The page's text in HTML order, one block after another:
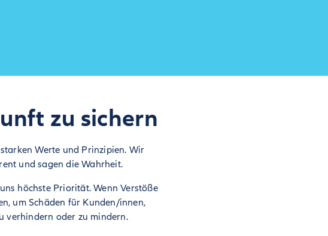
zu sichern
Werte und Prinzipien. Wir
und sagen die Wahrheit.
höchste Priorität. Wenn Verstöße
um Schäden für Kunden/innen,
verhindern oder zu mindern.